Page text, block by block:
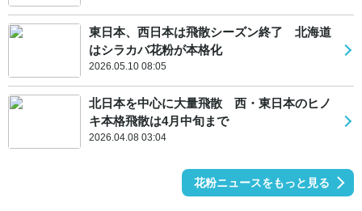
東日本、西日本は飛散シーズン終了 北海道
はシラカバ花粉が本格化
2026.05.10 08:05
北日本を中心に大量飛散 西・東日本のヒノ
キ本格飛散は4月中旬まで
2026.04.08 03:04
花粉ニュースをもっと見る